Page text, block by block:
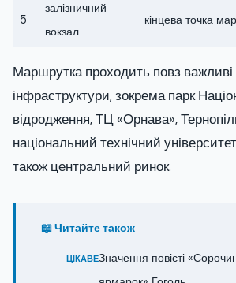
5
залізничний
вокзал
кінцева точка
Маршрутка проходить повз важливі
інфраструктури, зокрема парк
відродження, ТЦ «Орнава»,
національний технічний
також центральний ринок.
📖 Читайте також
ЦІКАВЕЗначення повісті